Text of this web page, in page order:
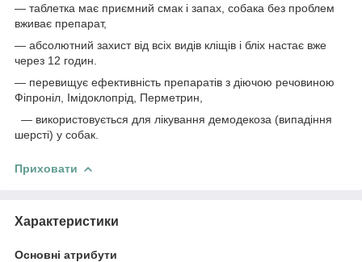
― таблетка має приємний смак і запах, собака без проблем
вживає препарат,
― абсолютний захист від всіх видів кліщів і бліх настає вже
через 12 годин.
― перевищує ефективність препаратів з діючою речовиною
Фіпроніл, Імідоклопрід, Перметрин,
― використовується для лікування демодекоза (випадіння
шерсті) у собак.
Приховати
Характеристики
Основні атрибути